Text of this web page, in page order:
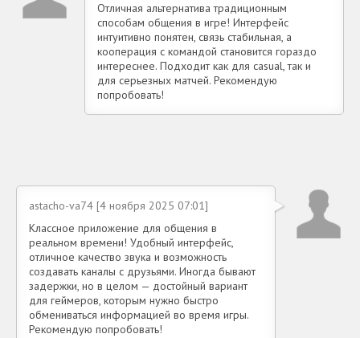
Отличная альтернатива традиционным
способам общения в игре! Интерфейс
интуитивно понятен, связь стабильная, а
кооперация с командой становится гораздо
интереснее. Подходит как для casual, так и
для серьезных матчей. Рекомендую
попробовать!
astacho-va74 [4 ноября 2025 07:01]
Классное приложение для общения в
реальном времени! Удобный интерфейс,
отличное качество звука и возможность
создавать каналы с друзьями. Иногда бывают
задержки, но в целом — достойный вариант
для геймеров, которым нужно быстро
обмениваться информацией во время игры.
Рекомендую попробовать!